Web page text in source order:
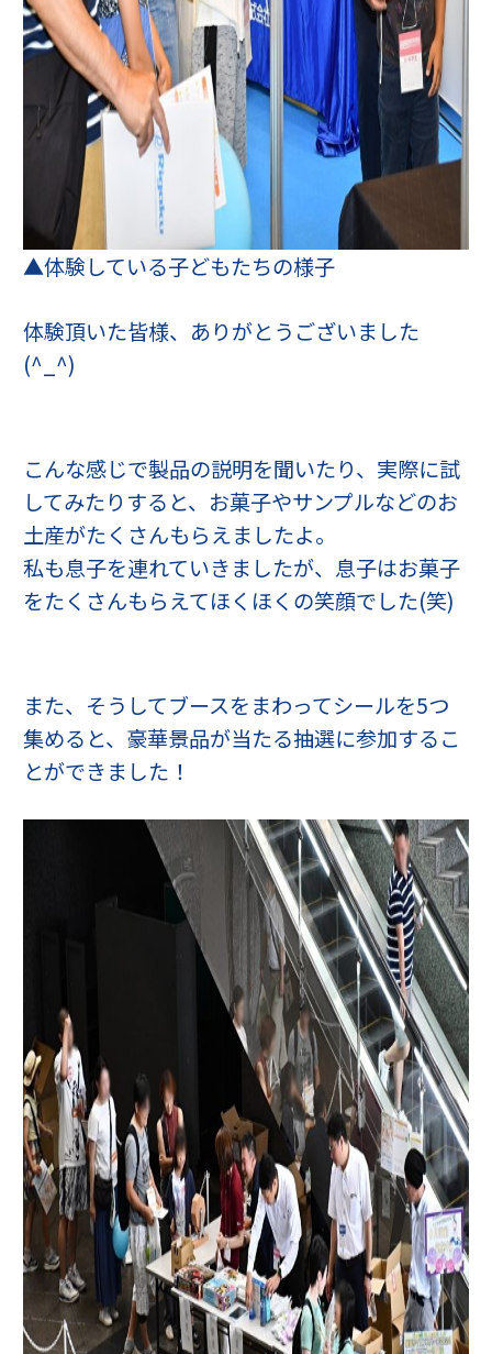
▲体験している子どもたちの様子
体験頂いた皆様、ありがとうございました
(^_^)
こんな感じで製品の説明を聞いたり、実際に試
してみたりすると、お菓子やサンプルなどのお
土産がたくさんもらえましたよ。
私も息子を連れていきましたが、息子はお菓子
をたくさんもらえてほくほくの笑顔でした(笑)
また、そうしてブースをまわってシールを5つ
集めると、豪華景品が当たる抽選に参加するこ
とができました！